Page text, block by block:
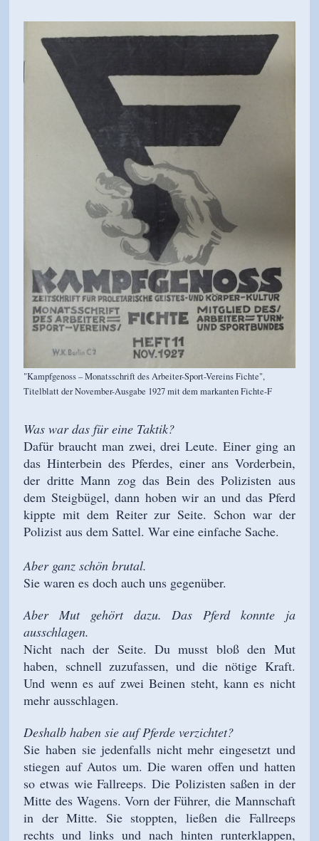
"Kampfgenoss – Monatsschrift des Arbeiter-Sport-Vereins Fichte",
Titelblatt der November-Ausgabe 1927 mit dem markanten Fichte-F
Was war das für eine Taktik?
Dafür braucht man zwei, drei Leute. Einer ging an
das Hinterbein des Pferdes, einer ans Vorderbein,
der dritte Mann zog das Bein des Polizisten aus
dem Steigbügel, dann hoben wir an und das Pferd
kippte mit dem Reiter zur Seite. Schon war der
Polizist aus dem Sattel. War eine einfache Sache.
Aber ganz schön brutal.
Sie waren es doch auch uns gegenüber.
Aber Mut gehört dazu. Das Pferd konnte ja
ausschlagen.
Nicht nach der Seite. Du musst bloß den Mut
haben, schnell zuzufassen, und die nötige Kraft.
Und wenn es auf zwei Beinen steht, kann es nicht
mehr ausschlagen.
Deshalb haben sie auf Pferde verzichtet?
Sie haben sie jedenfalls nicht mehr eingesetzt und
stiegen auf Autos um. Die waren offen und hatten
so etwas wie Fallreeps. Die Polizisten saßen in der
Mitte des Wagens. Vorn der Führer, die Mannschaft
in der Mitte. Sie stoppten, ließen die Fallreeps
rechts und links und nach hinten runterklappen,